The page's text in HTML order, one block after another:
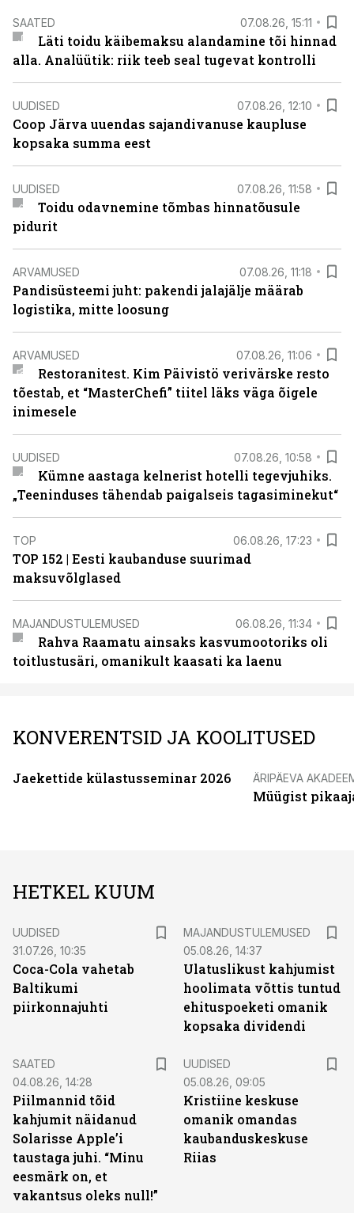
SAATED 07.08.26, 15:11
Läti toidu käibemaksu alandamine tõi hinnad
alla. Analüütik: riik teeb seal tugevat kontrolli
UUDISED 07.08.26, 12:10
Coop Järva uuendas sajandivanuse kaupluse
kopsaka summa eest
UUDISED 07.08.26, 11:58
Toidu odavnemine tõmbas hinnatõusule
pidurit
ARVAMUSED 07.08.26, 11:18
Pandisüsteemi juht: pakendi jalajälje määrab
logistika, mitte loosung
ARVAMUSED 07.08.26, 11:06
Restoranitest. Kim Päivistö verivärske resto
tõestab, et “MasterChefi” tiitel läks väga õigele
inimesele
UUDISED 07.08.26, 10:58
Kümne aastaga kelnerist hotelli tegevjuhiks.
„Teeninduses tähendab paigalseis tagasiminekut“
TOP 06.08.26, 17:23
TOP 152 | Eesti kaubanduse suurimad
maksuvõlglased
MAJANDUSTULEMUSED 06.08.26, 11:34
Rahva Raamatu ainsaks kasvumootoriks oli
toitlustusäri, omanikult kaasati ka laenu
KONVERENTSID JA KOOLITUSED
Jaekettide külastusseminar 2026 ÄRIPÄEVA
Müügist
HETKEL KUUM
UUDISED
31.07.26, 10:35
Coca-Cola vahetab
Baltikumi
piirkonnajuhti
MAJANDUSTULEMUSED
05.08.26, 14:37
Ulatuslikust kahjumist
hoolimata võttis tuntud
ehituspoeketi omanik
kopsaka dividendi
SAATED
04.08.26, 14:28
Piilmannid tõid
kahjumit näidanud
Solarisse Apple’i
taustaga juhi. “Minu
eesmärk on, et
vakantsus oleks null!”
UUDISED
05.08.26, 09:05
Kristiine keskuse
omanik omandas
kaubanduskeskuse
Riias